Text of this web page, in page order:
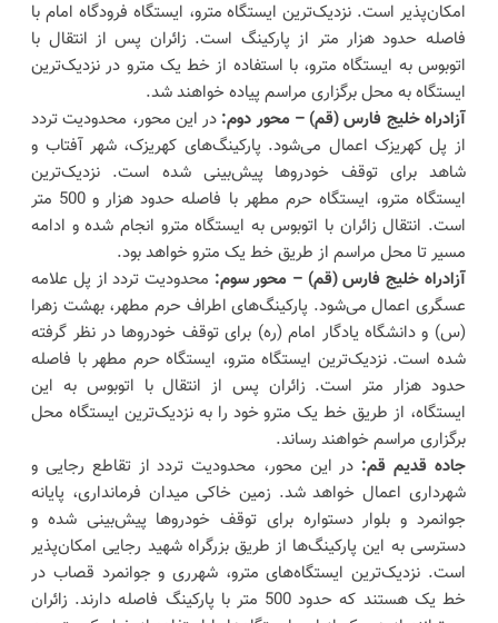
امکان‌پذیر است. نزدیک‌ترین ایستگاه مترو، ایستگاه فرودگاه امام با
فاصله حدود هزار متر از پارکینگ است. زائران پس از انتقال با
اتوبوس به ایستگاه مترو، با استفاده از خط یک مترو در نزدیک‌ترین
ایستگاه به محل برگزاری مراسم پیاده خواهند شد.
آزادراه خلیج فارس (قم) – محور دوم: در این محور، محدودیت تردد
از پل کهریزک اعمال می‌شود. پارکینگ‌های کهریزک، شهر آفتاب و
شاهد برای توقف خودروها پیش‌بینی شده است. نزدیک‌ترین
ایستگاه مترو، ایستگاه حرم مطهر با فاصله حدود هزار و 500 متر
است. انتقال زائران با اتوبوس به ایستگاه مترو انجام شده و ادامه
مسیر تا محل مراسم از طریق خط یک مترو خواهد بود.
آزادراه خلیج فارس (قم) – محور سوم: محدودیت تردد از پل علامه
عسگری اعمال می‌شود. پارکینگ‌های اطراف حرم مطهر، بهشت زهرا
(س) و دانشگاه یادگار امام (ره) برای توقف خودروها در نظر گرفته
شده است. نزدیک‌ترین ایستگاه مترو، ایستگاه حرم مطهر با فاصله
حدود هزار متر است. زائران پس از انتقال با اتوبوس به این
ایستگاه، از طریق خط یک مترو خود را به نزدیک‌ترین ایستگاه محل
برگزاری مراسم خواهند رساند.
جاده قدیم قم: در این محور، محدودیت تردد از تقاطع رجایی و
شهرداری اعمال خواهد شد. زمین خاکی میدان فرمانداری، پایانه
جوانمرد و بلوار دستواره برای توقف خودروها پیش‌بینی شده و
دسترسی به این پارکینگ‌ها از طریق بزرگراه شهید رجایی امکان‌پذیر
است. نزدیک‌ترین ایستگاه‌های مترو، شهرری و جوانمرد قصاب در
خط یک هستند که حدود 500 متر با پارکینگ فاصله دارند. زائران